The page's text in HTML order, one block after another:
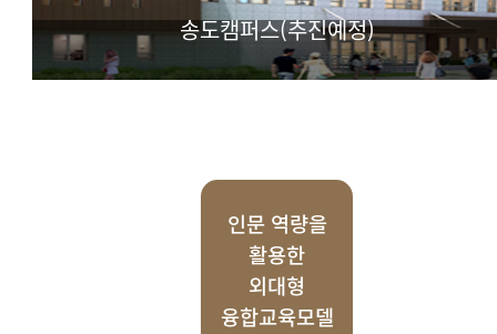
송도캠퍼스(추진예정)
인문 역량을
활용한
외대형
융합교육모델